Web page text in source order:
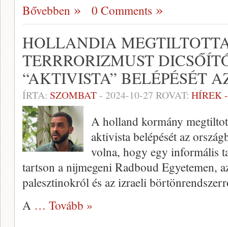
Bővebben 0 Comments
HOLLANDIA
TERRRORIZMUST
“AKTIVISTA” BELÉPÉSÉT
ÍRTA: SZOMBAT- 2024-10-27 ROVAT: HÍREK
A holland kormány
aktivista belépését az
volna, hogy egy informális
tartson a nijmegeni Radboud Egyetemen,
palesztinokról és az izraeli
A … Tovább »